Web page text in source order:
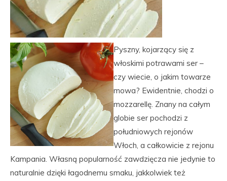
Pyszny, kojarzący się z
włoskimi potrawami ser –
czy wiecie, o jakim towarze
mowa? Ewidentnie, chodzi o
mozzarellę. Znany na całym
globie ser pochodzi z
południowych rejonów
Włoch, a całkowicie z rejonu
Kampania. Własną popularność zawdzięcza nie jedynie to
naturalnie dzięki łagodnemu smaku, jakkolwiek też